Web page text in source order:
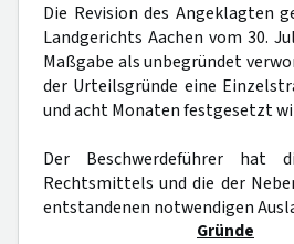
Die Revision des Angeklagten
Landgerichts Aachen vom 30.
Maßgabe als unbegründet
der Urteilsgründe eine
und acht Monaten festgesetzt
Der Beschwerdeführer hat
Rechtsmittels und die der
entstandenen notwendigen
Gründe